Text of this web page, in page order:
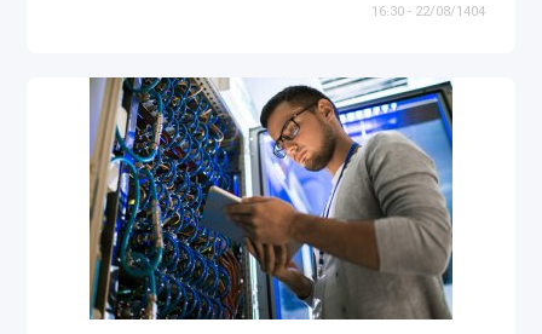
22/08/1404 - 16:30